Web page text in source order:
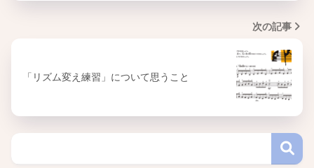
次の記事
「リズム変え練習」について思うこと